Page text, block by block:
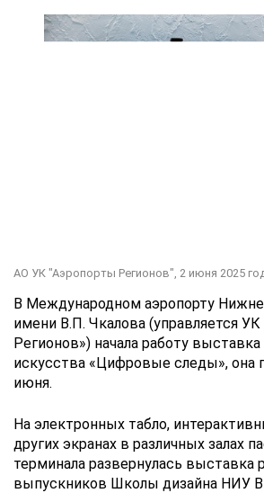
АО УК "Аэропорты Регионов", 2 июня 2025
В Международном аэропорту
имени В.П. Чкалова (управляется
Регионов») начала работу
искусства «Цифровые следы», она
июня.
На электронных табло,
других экранах в различных залах
терминала развернулась выставка
выпускников Школы дизайна НИУ